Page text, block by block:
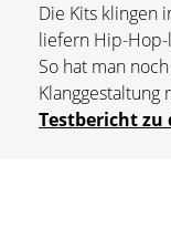
Die Kits klingen
liefern Hip-Hop-
So hat man
Klanggestaltung
Testbericht zu